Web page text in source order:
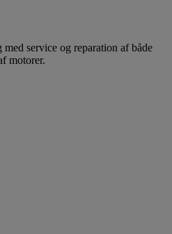
service og reparation af både
motorer.